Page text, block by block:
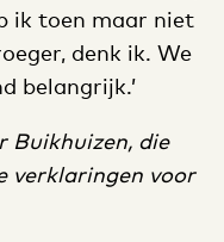
ik toen maar niet
denk ik. We
belangrijk.’
Buikhuizen, die
verklaringen voor